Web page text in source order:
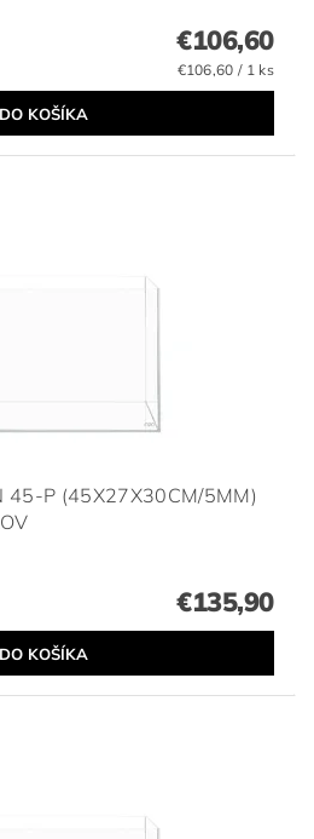
€106,60
€106,60 / 1 ks
45-P (45X27X30CM/5MM)
€135,90